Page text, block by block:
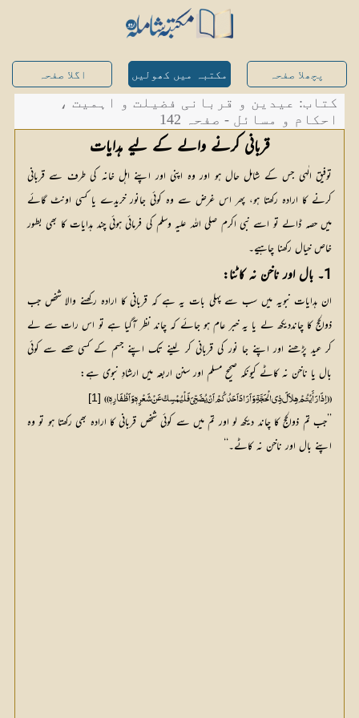
پچھلا صفحہ مکتبہ میں کھولیں اگلا صفحہ
کتاب: عیدین و قربانی فضیلت و اہمیت ،
احکام و مسائل - صفحہ 142
قربانی کرنے والے کے لیے ہدایات
توفیق الٰہی جس کے شامل حال ہو اور وہ اپنی اور اپنے اہل خانہ کی طرف سے قربانی
کرنے کا ارادہ رکھتا ہو، پھر اس غرض سے وہ کوئی جانور خریدے یا کسی اونٹ گائے
میں حصہ ڈالے تو اسے نبی اکرم صلی اللہ علیہ وسلم کی فرمائی ہوئی چند ہدایات کا بھی بطور
خاص خیال رکھنا چاہیے۔
1۔ بال اور ناخن نہ کاٹنا:
ان ہدایات نبویہ میں سب سے پہلی بات یہ ہے کہ قربانی کا ارادہ رکھنے والا شخص جب
ذوالحج کا چانددیکھ لے یا یہ خبر عام ہو جائے کہ چاند نظر آگیا ہے تو اس رات سے لے
کر عید پڑھنے اور اپنے جا نور کی قربانی کر لینے تک اپنے جسم کے کسی حصے سے کوئی
بال یا ناخن نہ کاٹے کیونکہ صحیح مسلم اور سنن اربعہ میں ارشادِ نبوی ہے:
(( اِذَا رَأَیْتُمْ ہِلاَلَ ذِي الْحَجَّۃِ وَ اَرَادَ اَحَدُکُمْ اَنْ یُضَحِّيَ فَلْیُمْسِکْ عَنْ شَعْرِہٖ وَ اَظْفَارِہٖ )) [1]
’’جب تم ذوالحج کا چاند دیکھ لو اور تم میں سے کوئی شخص قربانی کا ارادہ بھی رکھتا ہو تو وہ
اپنے بال اور ناخن نہ کاٹے۔‘‘